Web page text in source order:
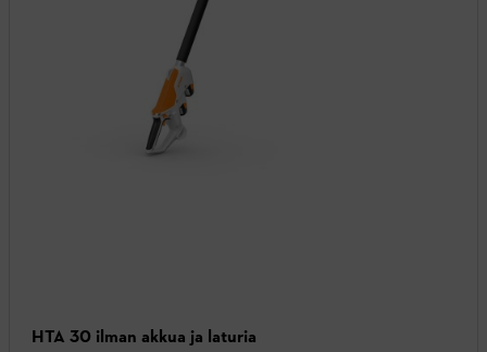
HTA 30 ilman akkua ja laturia